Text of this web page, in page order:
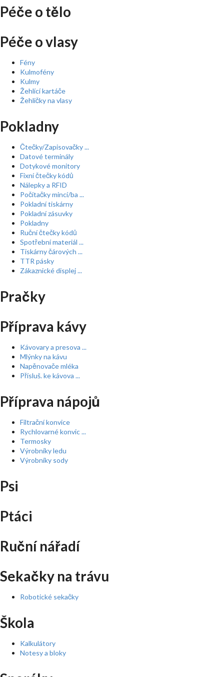
Péče o tělo
Péče o vlasy
Fény
Kulmofény
Kulmy
Žehlící kartáče
Žehličky na vlasy
Pokladny
Čtečky/Zapisovačky ...
Datové terminály
Dotykové monitory
Fixní čtečky kódů
Nálepky a RFID
Počítačky mincí/ba ...
Pokladní tiskárny
Pokladní zásuvky
Pokladny
Ruční čtečky kódů
Spotřební materiál ...
Tiskárny čárových ...
TTR pásky
Zákaznické displej ...
Pračky
Příprava kávy
Kávovary a presova ...
Mlýnky na kávu
Napěnovače mléka
Přísluš. ke kávova ...
Příprava nápojů
Filtrační konvice
Rychlovarné konvic ...
Termosky
Výrobníky ledu
Výrobníky sody
Psi
Ptáci
Ruční nářadí
Sekačky na trávu
Robotické sekačky
Škola
Kalkulátory
Notesy a bloky